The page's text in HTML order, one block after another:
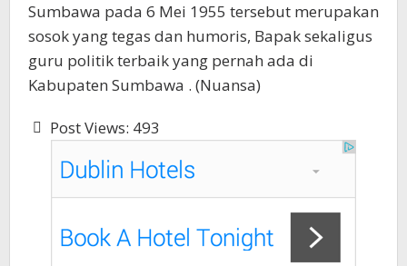
Sumbawa pada 6 Mei 1955 tersebut merupakan
sosok yang tegas dan humoris, Bapak sekaligus
guru politik terbaik yang pernah ada di
Kabupaten Sumbawa . (Nuansa)
Post Views: 493